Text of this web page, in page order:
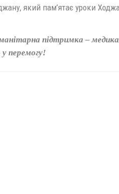
який пам’ятає уроки
підтримка –
перемогу!